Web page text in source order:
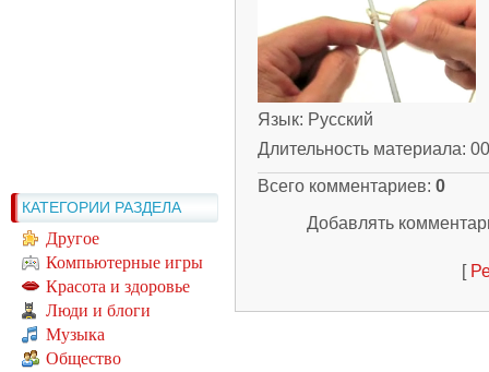
КАТЕГОРИИ РАЗДЕЛА
Другое
Компьютерные игры
Красота и здоровье
Люди и блоги
Музыка
Общество
Язык: Русский
Длительность материала:
Всего комментариев: 0
Добавлять
[